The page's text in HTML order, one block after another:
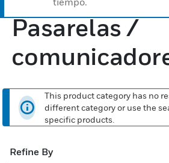
Pasarelas /
This product category has no
different category or use the
specific products.
Refine By